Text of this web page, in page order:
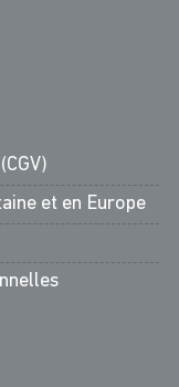
et en Europe